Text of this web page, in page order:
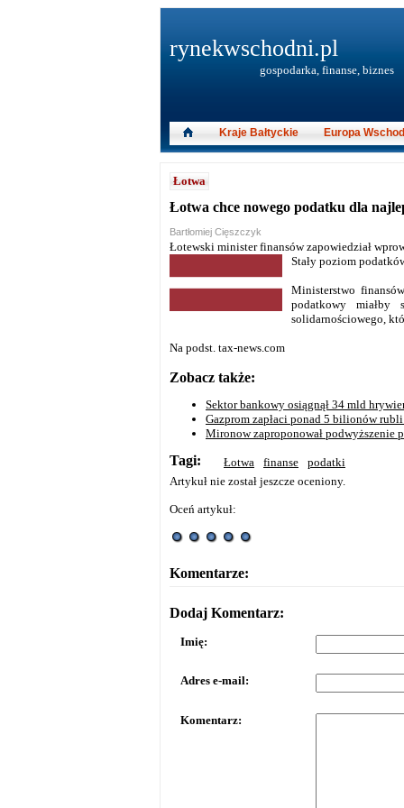
Łotwa
Łotwa chce nowego podatku dla
Bartłomiej Cięszczyk
Łotewski minister finansów zapowiedział
Stały poziom
Ministerstwo
podatkowy miałby
solidarnościowego,
Na podst. tax-news.com
Zobacz także:
Sektor bankowy osiągnął 34 mld
Gazprom zapłaci ponad 5 bilionów
Mironow zaproponował podwyższenie
Tagi: Łotwa finanse
podatki
Artykuł nie został jeszcze oceniony.
Oceń artykuł:
Komentarze:
Dodaj Komentarz:
Imię:
Adres e-mail:
Komentarz:
rynekwschodni.pl
gospodarka, finanse, biznes
Kraje Bałtyckie Europa